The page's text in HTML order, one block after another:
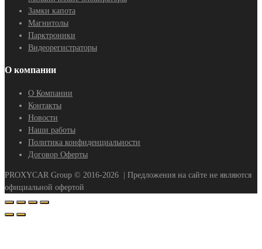
Замки капота
Магнитолы
Парктроники
Видеорегистраторы
О компании
О Компании
Контакты
Новости
Наши работы
Политика конфиденциальности
Договор Оферты
PROXYCAR Group © 2016-2026
| Предложения на сайте не являются
официальной офертой